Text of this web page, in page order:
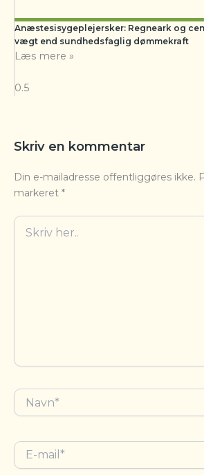
Anæstesisygeplejersker: Regneark og
vægt end sundhedsfaglig dømmekraft
Læs mere »
Skriv en kommentar
Din e-mailadresse offentliggøres ikke.
markeret *
Skriv
her..
Navn*
E-
mail*